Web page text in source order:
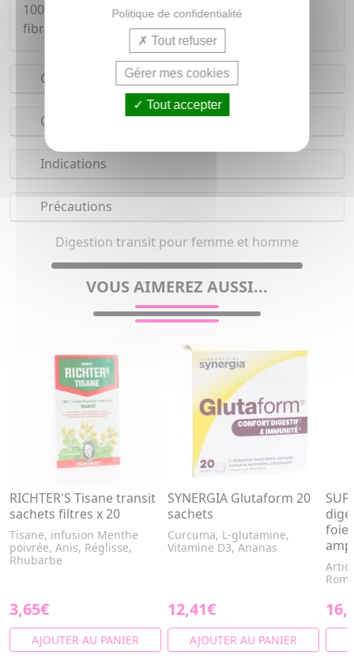
100 grammes de poudre contiennent 91.8g de
fibres.
Conseils d'utilisation
Composition
Indications
Précautions
Digestion transit pour femme et homme
VOUS AIMEREZ AUSSI...
RICHTER'S Tisane transit
sachets filtres x 20
Tisane, infusion Menthe
poivrée, Anis, Réglisse,
Rhubarbe
3,65€
AJOUTER AU PANIER
SYNERGIA Glutaform 20
sachets
Curcuma, L-glutamine,
Vitamine D3, Ananas
12,41€
AJOUTER AU PANIER
foie
Politique de confidentialité
Tout refuser
Gérer mes cookies
Tout accepter